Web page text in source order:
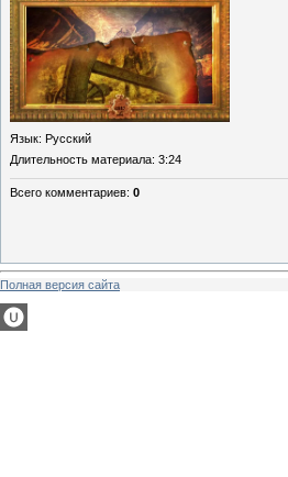
Язык: Русский
Длительность материала: 3:24
Всего комментариев: 0
Полная версия сайта